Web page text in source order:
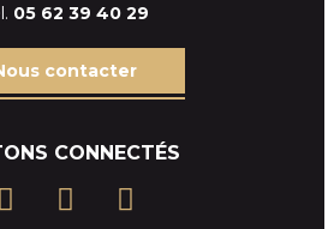
05 62 39 40 29
contacter
CONNECTÉS